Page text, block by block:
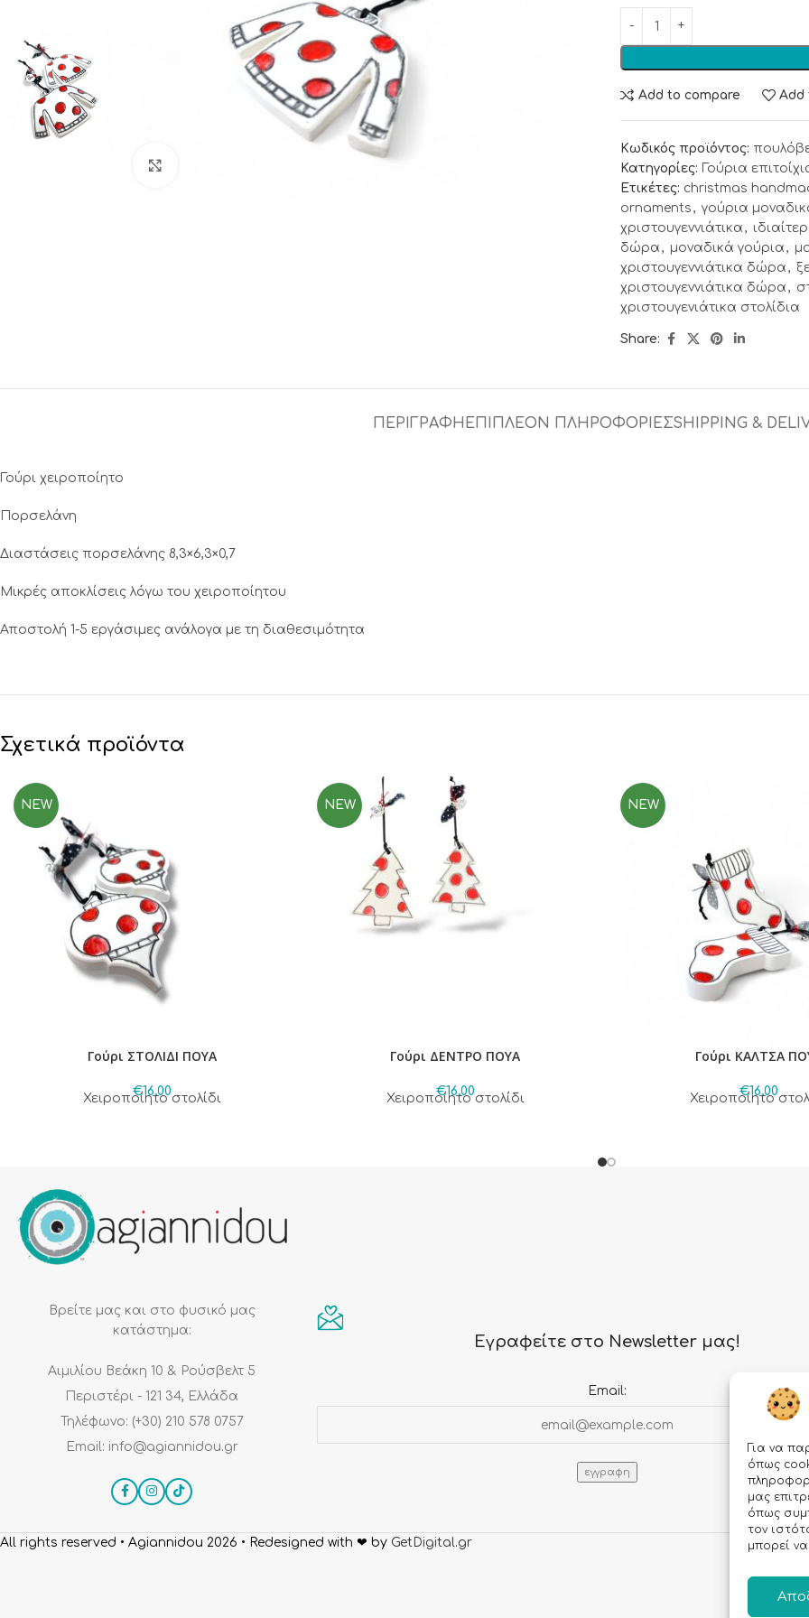
Για να
όπως
μας
όπως
τον
μπορεί
Add to compare Add
Κωδικός προϊόντος:
Κατηγορίες:
Γούρια
Ετικέτες: christmas
ornaments , γούρια
χριστουγεννιάτικα ,
δώρα , μοναδικά γούρια ,
χριστουγεννιάτικα δώρα ,
χριστουγεννιάτικα δώρα ,
χριστουγενιάτικα στολίδια
Share:
ΠΕΡΙΓΡΑΦΉ ΕΠΙΠΛΈΟΝ ΠΛΗΡΟΦΟΡΊΕΣSHIPPING &
Γούρι χειροποίητο
Πορσελάνη
Διαστάσεις πορσελάνης 8,3×6,3×0,7
Mικρές αποκλίσεις λόγω του χειροποίητου
Αποστολή 1-5 εργάσιμες ανάλογα με τη διαθεσιμότητα
Σχετικά προϊόντα
NEW
Γούρι ΣΤΟΛΙΔΙ ΠΟΥΑ
€16,00
Χειροποίητο στολίδι
NEW
Γούρι ΔΕΝΤΡΟ ΠΟΥΑ
€16,00
Χειροποίητο στολίδι
NEW
Γούρι ΚΑΛΤΣΑ
€16,00
Χειροποίητο
Βρείτε μας και στο φυσικό μας
κατάστημα:
Αιμιλίου Βεάκη 10 & Ρούσβελτ 5
Περιστέρι - 121 34, Ελλάδα
Τηλέφωνο: (+30) 210 578 0757
Email: info@agiannidou.gr
Εγραφείτε στο Newsletter μας!
Email:
All rights reserved • Agiannidou 2026 • Redesigned with ❤ by GetDigital.gr